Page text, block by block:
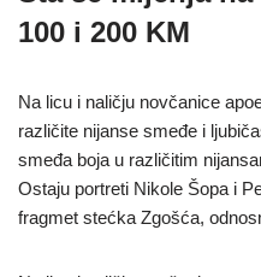
100 i 200 KM
Na licu i naličju novčanice
različite nijanse smeđe i
smeđa boja u različitim
Ostaju portreti Nikole Šopa i
fragmet stećka Zgošća,